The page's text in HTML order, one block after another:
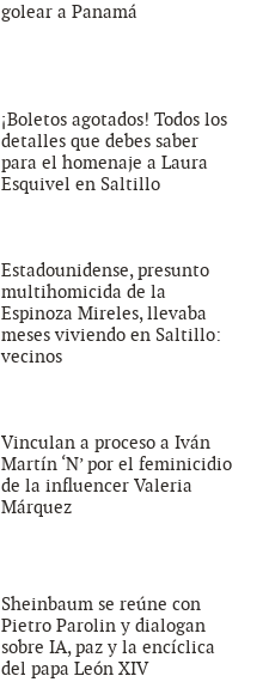
golear a Panamá
¡Boletos agotados! Todos los
detalles que debes saber
para el homenaje a Laura
Esquivel en Saltillo
Estadounidense, presunto
multihomicida de la
Espinoza Mireles, llevaba
meses viviendo en Saltillo:
vecinos
Vinculan a proceso a Iván
Martín ‘N’ por el feminicidio
de la influencer Valeria
Márquez
Sheinbaum se reúne con
Pietro Parolin y dialogan
sobre IA, paz y la encíclica
del papa León XIV